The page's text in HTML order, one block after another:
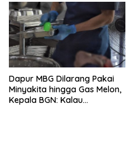
Dapur MBG Dilarang Pakai
Minyakita hingga Gas Melon,
Kepala BGN: Kalau